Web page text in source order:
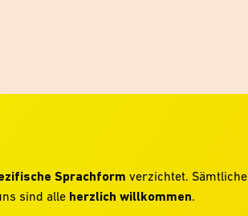
Sprachform verzichtet. Sämtliche
sind alle herzlich willkommen.